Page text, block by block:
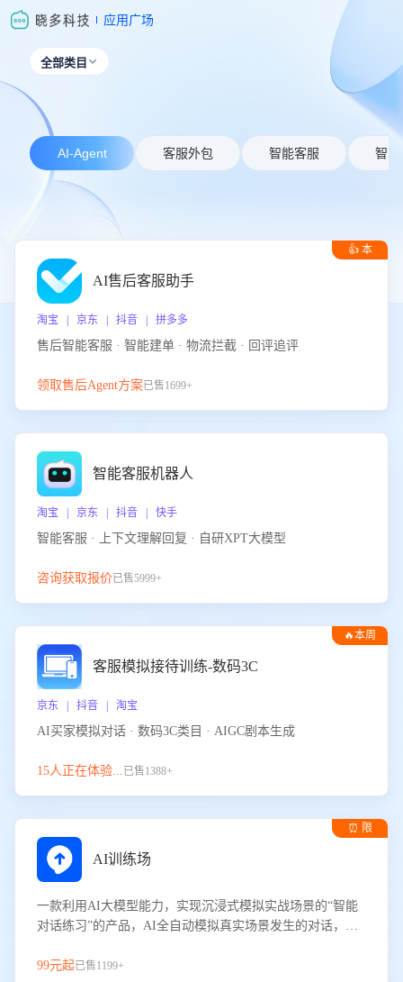
应用广场
全部类目 
AI-Agent 客服外包 智能客服 智能
👍 本
AI售后客服助手
淘宝 | 京东 | 抖音 | 拼多多
售后智能客服 · 智能建单 · 物流拦截 · 回评追评
领取售后Agent方案已售1699+
智能客服机器人
淘宝 | 京东 | 抖音 | 快手
智能客服 · 上下文理解回复 · 自研XPT大模型
咨询获取报价已售5999+
🔥本周
客服模拟接待训练-数码3C
京东 | 抖音 | 淘宝
AI买家模拟对话 · 数码3C类目 · AIGC剧本生成
15人正在体验...已售1388+
⏰ 限
AI训练场
一款利用AI大模型能力，实现沉浸式模拟实战场景的“智能
对话练习”的产品，AI全自动模拟真实场景发生的对话，企
服能力。
99元起已售1199+